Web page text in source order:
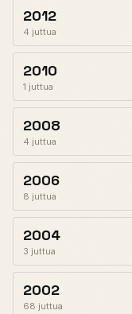
2012
4 juttua
2010
1 juttua
2008
4 juttua
2006
8 juttua
2004
3 juttua
2002
68 juttua